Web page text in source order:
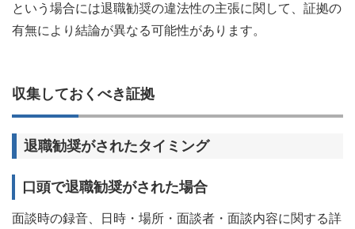
という場合には退職勧奨の違法性の主張に関して、証拠の
有無により結論が異なる可能性があります。
収集しておくべき証拠
退職勧奨がされたタイミング
口頭で退職勧奨がされた場合
面談時の録音、日時・場所・面談者・面談内容に関する詳